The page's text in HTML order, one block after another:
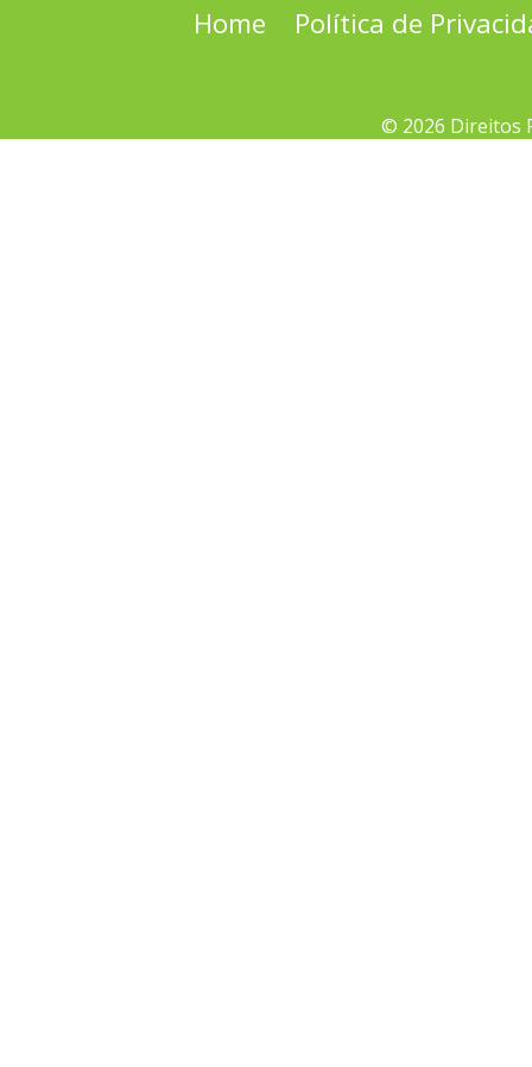
Home Política de
© 2026 Direitos